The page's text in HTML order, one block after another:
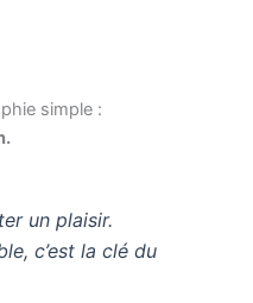
simple :
un plaisir.
c’est la clé du